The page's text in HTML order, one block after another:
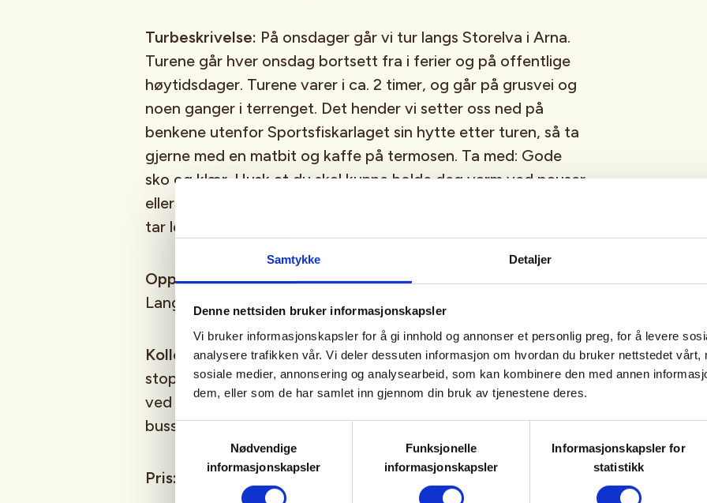
Samtykke Detaljer
Denne nettsiden bruker informasjonskapsler
Vi bruker informasjonskapsler for å gi innhold og annonser et personlig preg, for å levere
analysere trafikken vår. Vi deler dessuten informasjon om hvordan du bruker nettstedet vårt,
sosiale medier, annonsering og analysearbeid, som kan kombinere den med annen
dem, eller som de har samlet inn gjennom din bruk av tjenestene deres.
Samtykkevalg
Nødvendige
informasjonskapsler
Funksjonelle
informasjonskapsler
Informasjonskapsler for
statistikk
Turbeskrivelse: På onsdager går vi tur langs Storelva i Arna.
Turene går hver onsdag bortsett fra i ferier og på offentlige
høytidsdager. Turene varer i ca. 2 timer, og går på grusvei og
noen ganger i terrenget. Det hender vi setter oss ned på
benkene utenfor Sportsfiskarlaget sin hytte etter turen, så ta
gjerne med en matbit og kaffe på termosen. Ta med: Gode
sko og klær. Husk at du skal kunne holde deg varm ved pauser
eller om det skulle skje noe (skade, ulykke etc) som gjør at det
tar lenger tid å komme seg tilbake.
Oppmøte:Ved Sportsfiskarlaget kl. 11:00 (Adresse:
Langerekkja 21) Klikk her for å se kart.
Kollektivtransport:Busslinje 90 går fra Arna Terminal til
stoppet "Arna busser". Herfra er det ca. 7 min å gå til turstart
ved Langerekkja 21. Sjekk alltidskyss.no for oppdaterte
busstider.
Pris: Det er gratis å delta på turen.